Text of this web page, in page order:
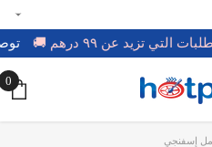
للطلبات التي تزيد عن ٩٩ درهم 🚚
0
0
إسفنجي